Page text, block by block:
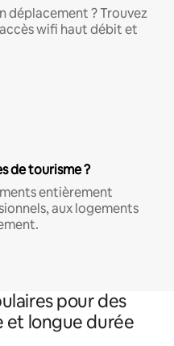
déplacement ? Trouvez
wifi haut débit et
de tourisme ?
entièrement
aux logements
pour des
et longue durée